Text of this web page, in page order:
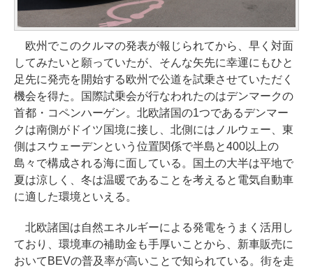
欧州でこのクルマの発表が報じられてから、早く対面
してみたいと願っていたが、そんな矢先に幸運にもひと
足先に発売を開始する欧州で公道を試乗させていただく
機会を得た。国際試乗会が行なわれたのはデンマークの
首都・コペンハーゲン。北欧諸国の1つであるデンマー
クは南側がドイツ国境に接し、北側にはノルウェー、東
側はスウェーデンという位置関係で半島と400以上の
島々で構成される海に面している。国土の大半は平地で
夏は涼しく、冬は温暖であることを考えると電気自動車
に適した環境といえる。
北欧諸国は自然エネルギーによる発電をうまく活用し
ており、環境車の補助金も手厚いことから、新車販売に
おいてBEVの普及率が高いことで知られている。街を走